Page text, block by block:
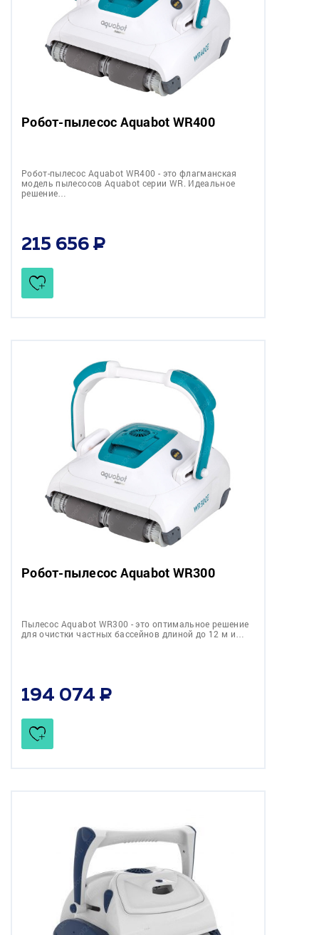
Робот-пылесоc Aquabot WR400
Робот-пылесоc Aquabot WR400 - это флагманская
модель пылесосов Aquabot серии WR. Идеальное
решение…
215 656
Робот-пылесоc Aquabot WR300
Пылесос Aquabot WR300 - это оптимальное решение
для очистки частных бассейнов длиной до 12 м и…
194 074